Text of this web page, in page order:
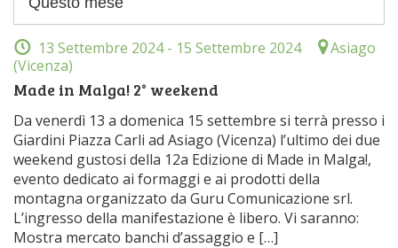
13 Settembre 2024 - 15 Settembre 2024
Asiago
(Vicenza)
Made in Malga! 2° weekend
Da venerdì 13 a domenica 15 settembre si terrà presso i
Giardini Piazza Carli ad Asiago (Vicenza) l’ultimo dei due
weekend gustosi della 12a Edizione di Made in Malga!,
evento dedicato ai formaggi e ai prodotti della
montagna organizzato da Guru Comunicazione srl.
L’ingresso della manifestazione è libero. Vi saranno:
Mostra mercato banchi d’assaggio e […]